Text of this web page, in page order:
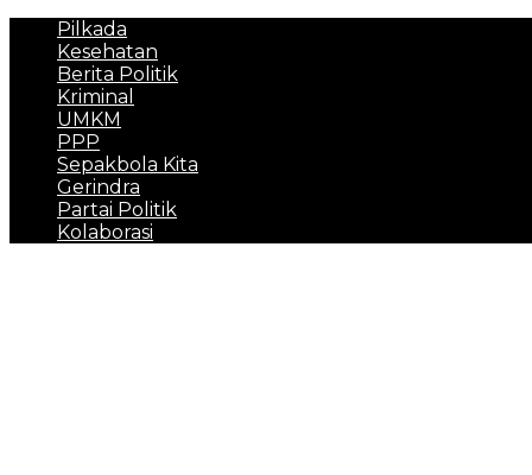
Pilkada
Kesehatan
Berita Politik
Kriminal
UMKM
PPP
Sepakbola Kita
Gerindra
Partai Politik
Kolaborasi